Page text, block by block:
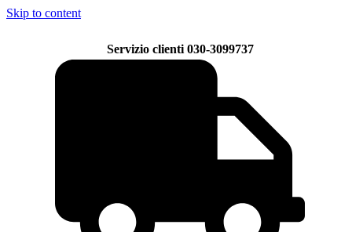
Skip to content
Servizio clienti 030-3099737